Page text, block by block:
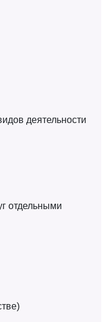
деятельности
отдельными